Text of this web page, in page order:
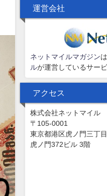
運営会社
ネットマイルマガジンは
ルが運営しているサービ
アクセス
株式会社ネットマイル
〒105-0001
東京都港区虎ノ門三丁
虎ノ門372ビル 3階